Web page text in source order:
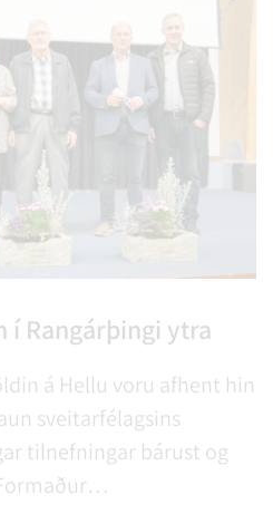
Rangárþingi ytra
á Hellu voru afhent hin
sveitarfélagsins
tilnefningar bárust og